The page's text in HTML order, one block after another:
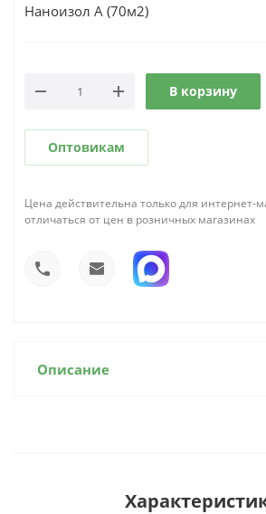
Наноизол А (70м2)
В корзину
Оптовикам
Цена действительна только для интернет-
отличаться от цен в розничных магазинах
Описание